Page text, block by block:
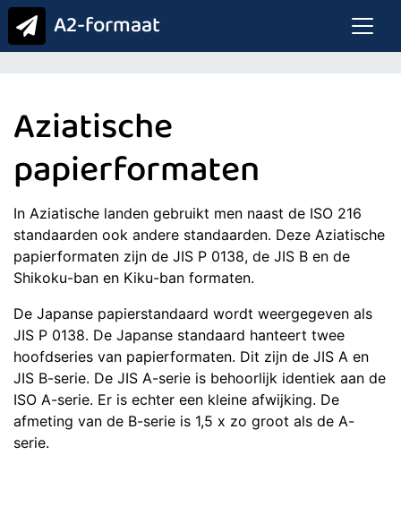
A2-formaat
Aziatische
papierformaten
In Aziatische landen gebruikt men naast de ISO 216
standaarden ook andere standaarden. Deze Aziatische
papierformaten zijn de JIS P 0138, de JIS B en de
Shikoku-ban en Kiku-ban formaten.
De Japanse papierstandaard wordt weergegeven als
JIS P 0138. De Japanse standaard hanteert twee
hoofdseries van papierformaten. Dit zijn de JIS A en
JIS B-serie. De JIS A-serie is behoorlijk identiek aan de
ISO A-serie. Er is echter een kleine afwijking. De
afmeting van de B-serie is 1,5 x zo groot als de A-
serie.